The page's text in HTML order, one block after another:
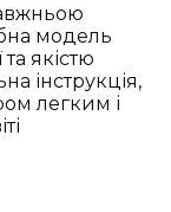
модель
якістю
інструкція,
легким і